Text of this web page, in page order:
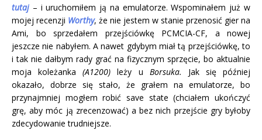
tutaj – i uruchomiłem ją na emulatorze. Wspominałem już w
mojej recenzji Worthy, że nie jestem w stanie przenosić gier na
Ami, bo sprzedałem przejściówkę PCMCIA-CF, a nowej
jeszcze nie nabyłem. A nawet gdybym miał tą przejściówkę, to
i tak nie dałbym rady grać na fizycznym sprzęcie, bo aktualnie
moja koleżanka(A1200) leży u Borsuka. Jak się później
okazało, dobrze się stało, że grałem na emulatorze, bo
przynajmniej mogłem robić save state (chciałem ukończyć
grę, aby móc ją zrecenzować) a bez nich przejście gry byłoby
zdecydowanie trudniejsze.